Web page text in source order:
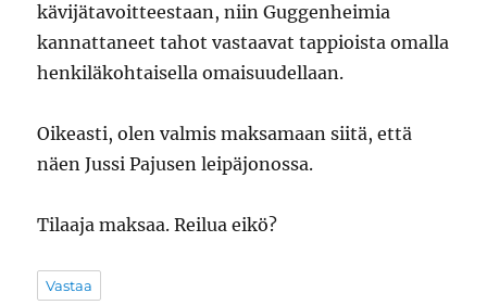
kävijätavoitteestaan, niin Guggenheimia
kannattaneet tahot vastaavat tappioista omalla
henkiläkohtaisella omaisuudellaan.
Oikeasti, olen valmis maksamaan siitä, että
näen Jussi Pajusen leipäjonossa.
Tilaaja maksaa. Reilua eikö?
Vastaa